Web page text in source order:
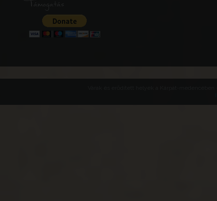
Támogatás